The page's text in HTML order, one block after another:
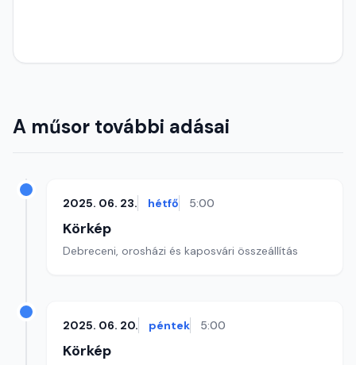
A műsor további adásai
2025. 06. 23. hétfő 5:00
Körkép
Debreceni, orosházi és kaposvári összeállítás
2025. 06. 20. péntek 5:00
Körkép